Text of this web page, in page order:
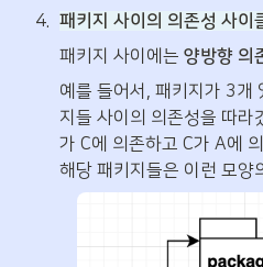
4. 패키지 사이의 의존성 사이
패키지 사이에는 양방향 의
예를 들어서, 패키지가 3개
지들 사이의 의존성을 따라
가 C에 의존하고 C가 A에
해당 패키지들은 이런 모양